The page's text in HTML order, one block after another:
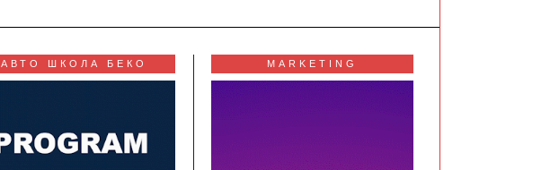
АВТО ШКОЛА БЕКО MARKETING